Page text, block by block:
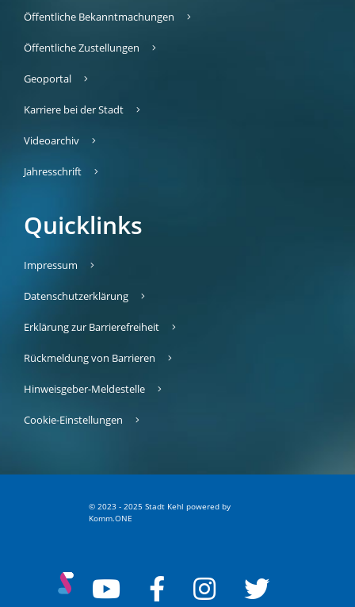
Öffentliche Bekanntmachungen
Öffentliche Zustellungen
Geoportal
Karriere bei der Stadt
Videoarchiv
Jahresschrift
Quicklinks
Impressum
Datenschutzerklärung
Erklärung zur Barrierefreiheit
Rückmeldung von Barrieren
Hinweisgeber-Meldestelle
Cookie-Einstellungen
© 2023 - 2025 Stadt Kehl powered by
Komm.ONE